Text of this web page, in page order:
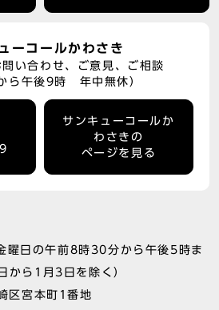
ーコールかわさき
い合わせ、ご意見、ご相談
ら午後9時 年中無休）
サンキューコールか
わさきの
ページを見る
曜日の午前8時30分から午後5時ま
から1月3日を除く）
区宮本町1番地